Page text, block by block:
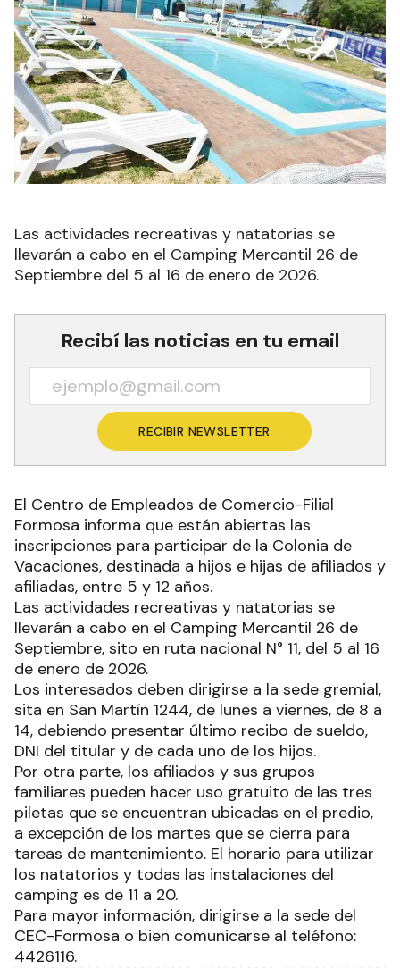
Las actividades recreativas y natatorias se
llevarán a cabo en el Camping Mercantil 26 de
Septiembre del 5 al 16 de enero de 2026.
Recibí las noticias en tu email
RECIBIR NEWSLETTER
El Centro de Empleados de Comercio-Filial
Formosa informa que están abiertas las
inscripciones para participar de la Colonia de
Vacaciones, destinada a hijos e hijas de afiliados y
afiliadas, entre 5 y 12 años.
Las actividades recreativas y natatorias se
llevarán a cabo en el Camping Mercantil 26 de
Septiembre, sito en ruta nacional N° 11, del 5 al 16
de enero de 2026.
Los interesados deben dirigirse a la sede gremial,
sita en San Martín 1244, de lunes a viernes, de 8 a
14, debiendo presentar último recibo de sueldo,
DNI del titular y de cada uno de los hijos.
Por otra parte, los afiliados y sus grupos
familiares pueden hacer uso gratuito de las tres
piletas que se encuentran ubicadas en el predio,
a excepción de los martes que se cierra para
tareas de mantenimiento. El horario para utilizar
los natatorios y todas las instalaciones del
camping es de 11 a 20.
Para mayor información, dirigirse a la sede del
CEC-Formosa o bien comunicarse al teléfono:
4426116.